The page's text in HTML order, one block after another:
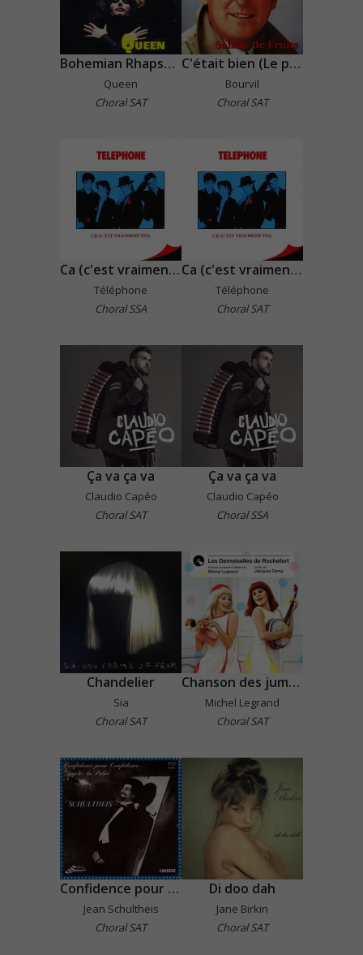
Bohemian Rhapsody
Queen
Choral SAT
C'était bien (Le petit bal perdu)
Bourvil
Choral SAT
Ca (c'est vraiment toi)
Téléphone
Choral SSA
Ca (c'est vraiment toi)
Téléphone
Choral SAT
Ça va ça va
Claudio Capéo
Choral SAT
Ça va ça va
Claudio Capéo
Choral SSA
Chandelier
Sia
Choral SAT
Chanson des jumelles
Michel Legrand
Choral SAT
Confidence pour confidence
Jean Schultheis
Choral SAT
Di doo dah
Jane Birkin
Choral SAT